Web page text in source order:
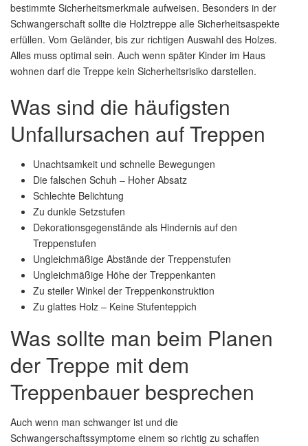
bestimmte Sicherheitsmerkmale aufweisen. Besonders in der
Schwangerschaft sollte die Holztreppe alle Sicherheitsaspekte
erfüllen. Vom Geländer, bis zur richtigen Auswahl des Holzes.
Alles muss optimal sein. Auch wenn später Kinder im Haus
wohnen darf die Treppe kein Sicherheitsrisiko darstellen.
Was sind die häufigsten
Unfallursachen auf Treppen
Unachtsamkeit und schnelle Bewegungen
Die falschen Schuh – Hoher Absatz
Schlechte Belichtung
Zu dunkle Setzstufen
Dekorationsgegenstände als Hindernis auf den
Treppenstufen
Ungleichmäßige Abstände der Treppenstufen
Ungleichmäßige Höhe der Treppenkanten
Zu steiler Winkel der Treppenkonstruktion
Zu glattes Holz – Keine Stufenteppich
Was sollte man beim Planen
der Treppe mit dem
Treppenbauer besprechen
Auch wenn man schwanger ist und die
Schwangerschaftssymptome einem so richtig zu schaffen